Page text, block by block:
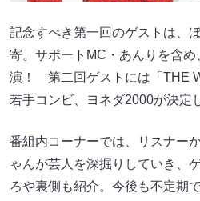
記念すべき第一回のゲストは、
寄。サポートMC・あんりを含
演！ 第二回ゲストには「THE
若手コンビ、ヨネダ2000が決定
番組内コーナーでは、リスナー
ゃんが芸人を深掘りしていき、
ろや裏側も紹介。今後も不定期